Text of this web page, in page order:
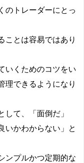
のトレーダーにとっ
ことは容易ではあり
いくためのコツをい
理できるようになり
して、「面倒だ」
いかわからない」と
ンプルかつ定期的な